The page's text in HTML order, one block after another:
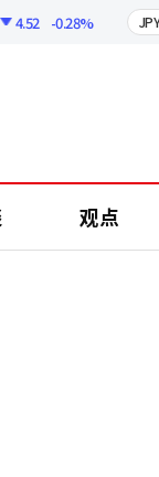
4.52 -0.28% JPY
观点